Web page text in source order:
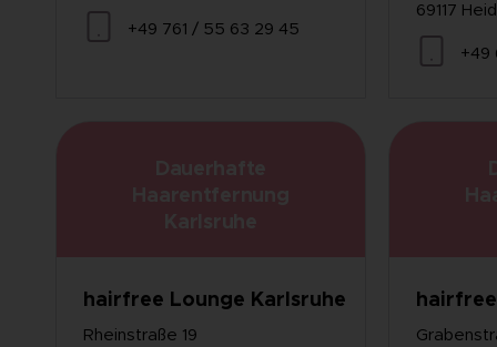
+49 761 / 55 63 29 45
69117
+49
hairfree Lounge Karlsruhe
Rheinstraße 19